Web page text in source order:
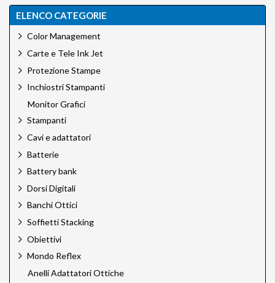
ELENCO CATEGORIE
Color Management
Carte e Tele Ink Jet
Protezione Stampe
Inchiostri Stampanti
Monitor Grafici
Stampanti
Cavi e adattatori
Batterie
Battery bank
Dorsi Digitali
Banchi Ottici
Soffietti Stacking
Obiettivi
Mondo Reflex
Anelli Adattatori Ottiche